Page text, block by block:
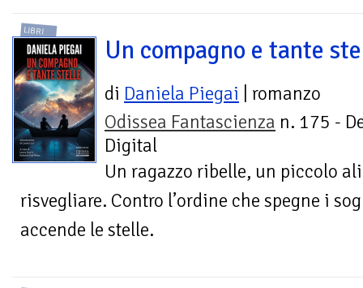
LIBRI
Un compagno e tante
di Daniela Piegai | romanzo
Odissea Fantascienza n. 175 -
Digital
Un ragazzo ribelle, un piccolo
risvegliare. Contro l’ordine che spegne i
accende le stelle.